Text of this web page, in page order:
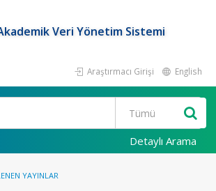
Veri Yönetim Sistemi
Araştırmacı Girişi English
Detaylı Arama
YAYINLAR